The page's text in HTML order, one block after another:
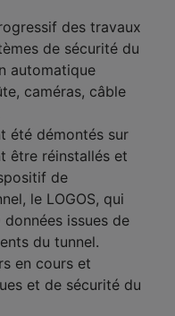
des travaux
de sécurité du
automatique
caméras, câble
été démontés sur
être réinstallés et
de
le LOGOS, qui
issues de
du tunnel.
en cours et
et de sécurité du